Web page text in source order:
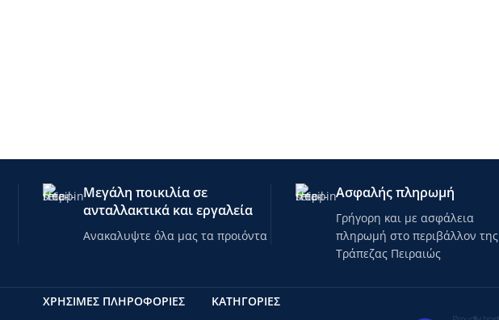
Μεγάλη ποικιλία σε
ανταλλακτικά και εργαλεία
Ανακαλυψτε όλα μας τα προιόντα
Ασφαλής πληρωμή
Γρήγορη και με ασφάλεια
πληρωμή στο περιβάλλον της
Τράπεζας Πειραιώς
ΧΡΗΣΙΜΕΣ ΠΛΗΡΟΦΟΡΙΕΣ
ΚΑΤΗΓΟΡΊΕΣ